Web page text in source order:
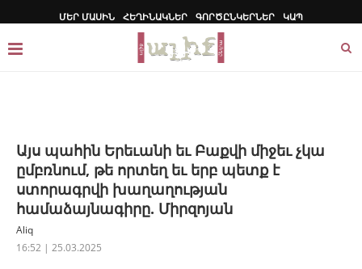
ՄԵՐ ՄԱՍԻՆ ՀԵՂԻՆԱԿՆԵՐ ԳՈՐԾԸՆԿԵՐՆԵՐ ԿԱՊ
Այս պահին Երեւանի եւ Բաքվի միջեւ չկա
ըմբռնում, թե որտեղ եւ երբ պետք է
ստորագրվի խաղաղության
համաձայնագիրը. Միրզոյան
Aliq
16:52 | 25.03.2025